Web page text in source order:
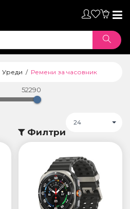
Уреди Ремени за часовник
52290
24
Филтри